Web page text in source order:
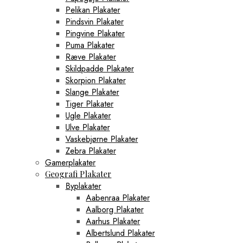
Pelikan Plakater
Pindsvin Plakater
Pingvine Plakater
Puma Plakater
Ræve Plakater
Skildpadde Plakater
Skorpion Plakater
Slange Plakater
Tiger Plakater
Ugle Plakater
Ulve Plakater
Vaskebjørne Plakater
Zebra Plakater
Gamerplakater
Geografi Plakater
Byplakater
Aabenraa Plakater
Aalborg Plakater
Aarhus Plakater
Albertslund Plakater